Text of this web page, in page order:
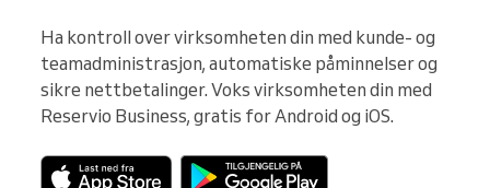
Ha kontroll over virksomheten din med kunde- og
teamadministrasjon, automatiske påminnelser og
sikre nettbetalinger. Voks virksomheten din med
Reservio Business, gratis for Android og iOS.